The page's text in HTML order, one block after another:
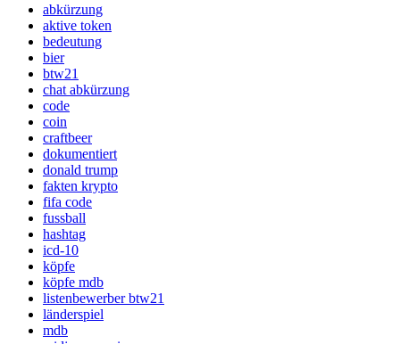
abkürzung
aktive token
bedeutung
bier
btw21
chat abkürzung
code
coin
craftbeer
dokumentiert
donald trump
fakten krypto
fifa code
fussball
hashtag
icd-10
köpfe
köpfe mdb
listenbewerber btw21
länderspiel
mdb